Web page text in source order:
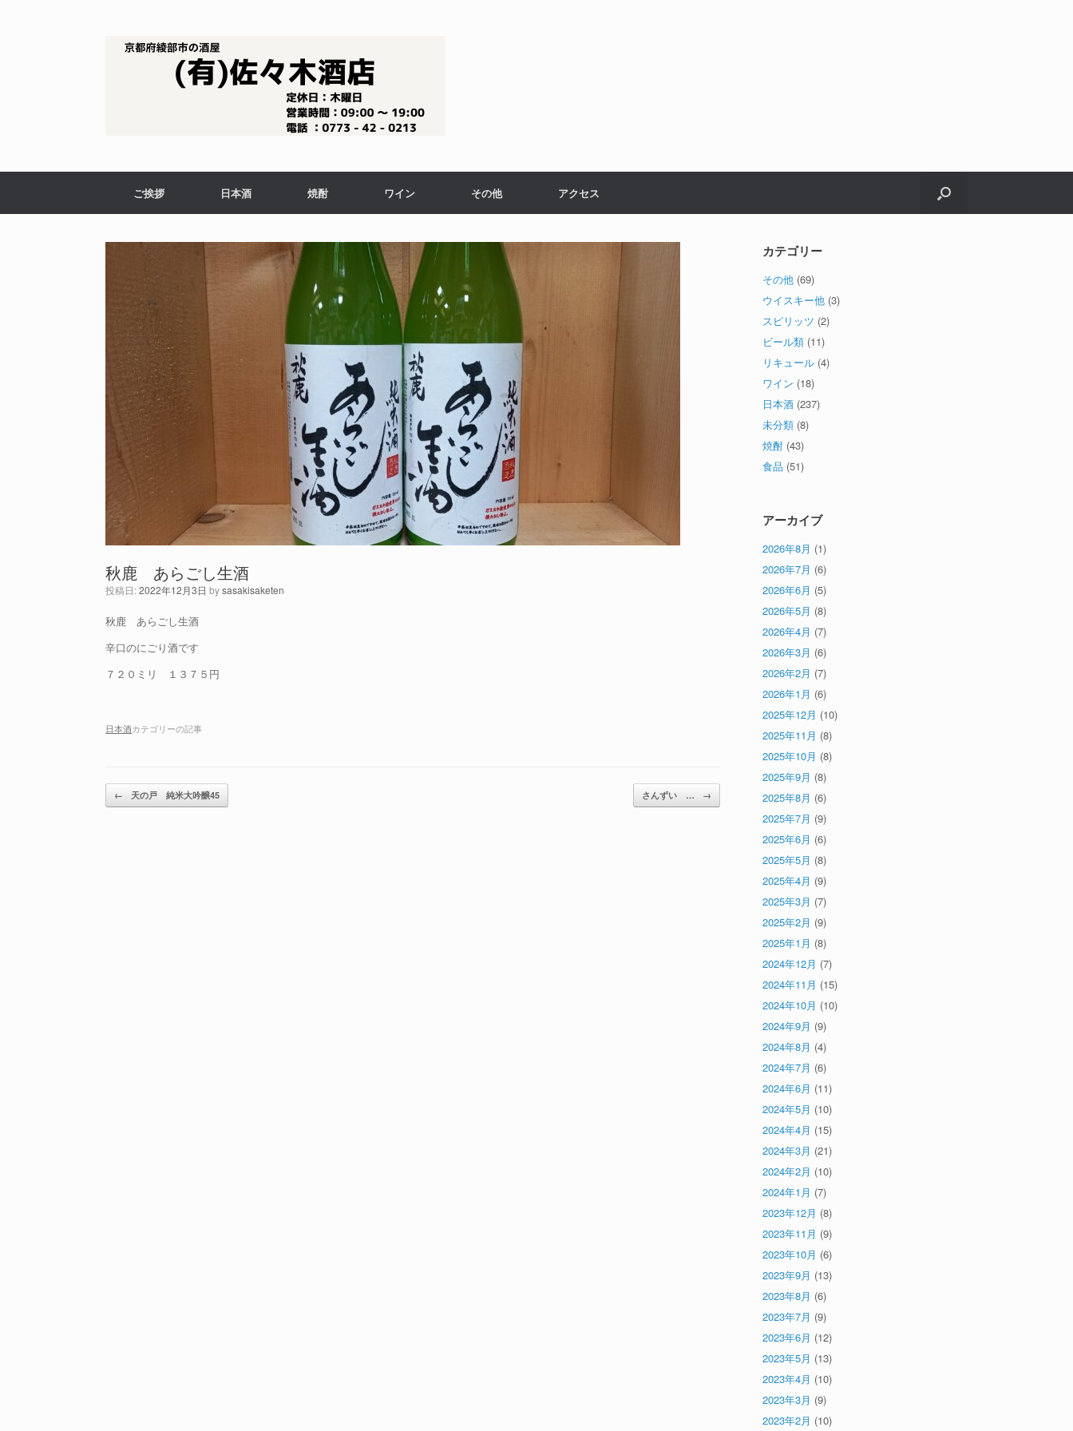
ご挨拶 日本酒 焼酎 ワイン その他 アクセス
秋鹿 あらごし生酒
投稿日:2022年12月3日 bysasakisaketen
秋鹿 あらごし生酒
辛口のにごり酒です
７２０ミリ １３７５円
日本酒カテゴリーの記事
投稿ナビゲーション
← 天の戸 純米大吟醸45 さんずい … →
カテゴリー
その他 (69)
ウイスキー他 (3)
スピリッツ (2)
ビール類 (11)
リキュール (4)
ワイン (18)
日本酒 (237)
未分類 (8)
焼酎 (43)
食品 (51)
アーカイブ
2026年8月 (1)
2026年7月 (6)
2026年6月 (5)
2026年5月 (8)
2026年4月 (7)
2026年3月 (6)
2026年2月 (7)
2026年1月 (6)
2025年12月 (10)
2025年11月 (8)
2025年10月 (8)
2025年9月 (8)
2025年8月 (6)
2025年7月 (9)
2025年6月 (6)
2025年5月 (8)
2025年4月 (9)
2025年3月 (7)
2025年2月 (9)
2025年1月 (8)
2024年12月 (7)
2024年11月 (15)
2024年10月 (10)
2024年9月 (9)
2024年8月 (4)
2024年7月 (6)
2024年6月 (11)
2024年5月 (10)
2024年4月 (15)
2024年3月 (21)
2024年2月 (10)
2024年1月 (7)
2023年12月 (8)
2023年11月 (9)
2023年10月 (6)
2023年9月 (13)
2023年8月 (6)
2023年7月 (9)
2023年6月 (12)
2023年5月 (13)
2023年4月 (10)
2023年3月 (9)
2023年2月 (10)